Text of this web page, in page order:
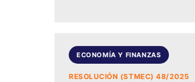
ECONOMÍA Y FINANZAS
RESOLUCIÓN (STMEC) 48/2025